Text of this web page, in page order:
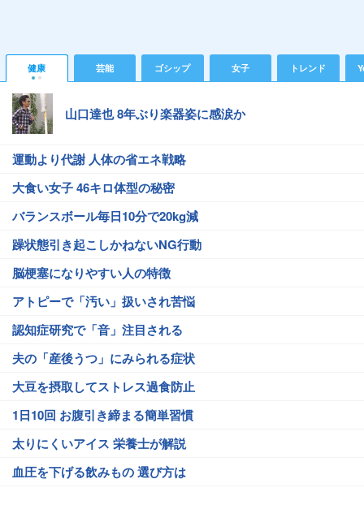
健康 芸能 ゴシップ 女子 トレンド
山口達也 8年ぶり楽器姿に感涙か
運動より代謝 人体の省エネ戦略
大食い女子 46キロ体型の秘密
バランスボール毎日10分で20kg減
躁状態引き起こしかねないNG行動
脳梗塞になりやすい人の特徴
アトピーで「汚い」扱いされ苦悩
認知症研究で「音」注目される
夫の「産後うつ」にみられる症状
大豆を摂取してストレス過食防止
1日10回 お腹引き締まる簡単習慣
太りにくいアイス 栄養士が解説
血圧を下げる飲みもの 選び方は